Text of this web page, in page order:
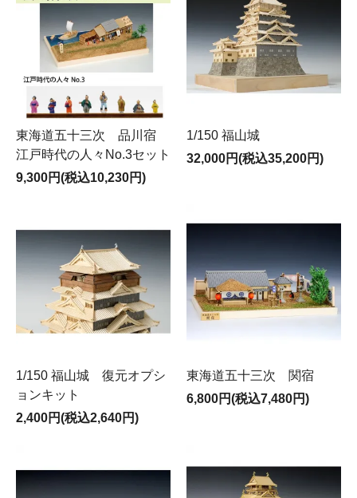
東海道五十三次 品川宿
江戸時代の人々No.3セット
9,300円(税込10,230円)
1/150 福山城
32,000円(税込35,200円)
1/150 福山城 復元オプシ
ョンキット
2,400円(税込2,640円)
東海道五十三次 関宿
6,800円(税込7,480円)